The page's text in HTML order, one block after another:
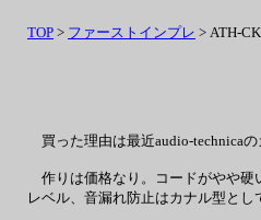
買った理由は最近audio-technica
作りは価格なり。コードがやや硬
レベル、音漏れ防止はカナル型とし
TOP > ファーストインプレ > ATH-